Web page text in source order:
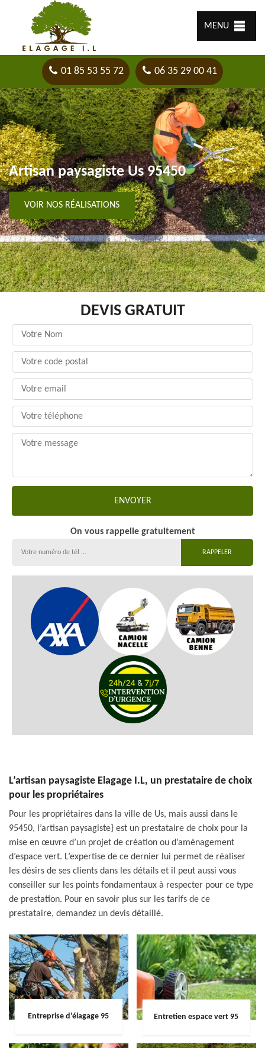
MENU
01 85 53 55 72 06 35 29 00 41
Artisan paysagiste Us 95450
VOIR NOS RÉALISATIONS
DEVIS GRATUIT
On vous rappelle gratuitement
L’artisan paysagiste Elagage I.L, un prestataire de choix
pour les propriétaires
Pour les propriétaires dans la ville de Us, mais aussi dans le
95450, l’artisan paysagiste} est un prestataire de choix pour la
mise en œuvre d’un projet de création ou d’aménagement
d’espace vert. L’expertise de ce dernier lui permet de réaliser
les désirs de ses clients dans les détails et il peut aussi vous
conseiller sur les points fondamentaux à respecter pour ce type
de prestation. Pour en savoir plus sur les tarifs de ce
prestataire, demandez un devis détaillé.
Entreprise d'élagage 95 Entretien espace vert 95